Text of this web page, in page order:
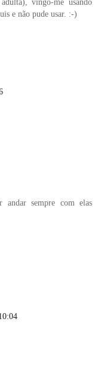
e não pude usar. :-)
sempre com elas